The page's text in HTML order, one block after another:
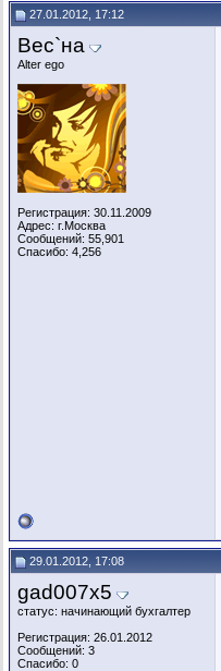
27.01.2012, 17:12
Вес`на
Alter ego
Регистрация: 30.11.2009
Адрес: г.Москва
Сообщений: 55,901
Спасибо: 4,256
29.01.2012, 17:08
gad007x5
статус: начинающий бухгалтер
Регистрация: 26.01.2012
Сообщений: 3
Спасибо: 0